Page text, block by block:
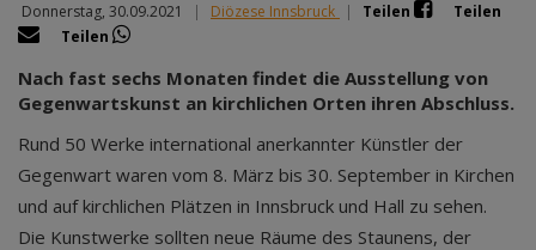
Donnerstag, 30.09.2021 | Diözese Innsbruck | Teilen
Teilen
Teilen
Nach fast sechs Monaten findet die Ausstellung von
Gegenwartskunst an kirchlichen Orten ihren Abschluss.
Rund 50 Werke international anerkannter Künstler der
Gegenwart waren vom 8. März bis 30. September in Kirchen
und auf kirchlichen Plätzen in Innsbruck und Hall zu sehen.
Die Kunstwerke sollten neue Räume des Staunens, der